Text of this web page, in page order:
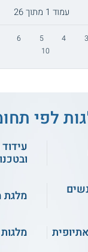
עמוד 1 מתוך 26
3
4
5
6
10
לפי
מלגת